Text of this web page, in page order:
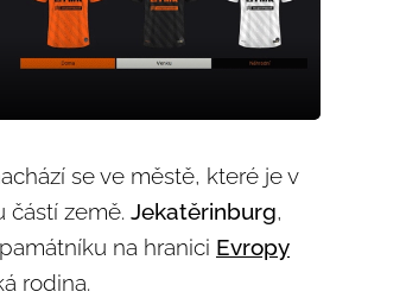
se ve městě, které je v
částí země. Jekatěrinburg,
na hranici Evropy
rodina.